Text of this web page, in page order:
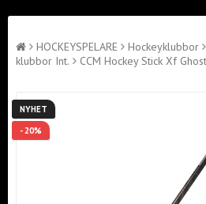
HOCKEYSPELARE Hockeyklubbor
klubbor Int.
CCM Hockey Stick Xf
NYHET
- 20%